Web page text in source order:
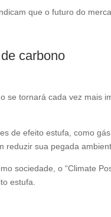
que o futuro do
carbono
se tornará cada vez mais
de efeito estufa, como
reduzir sua pegada
sociedade, o“Climate
estufa.